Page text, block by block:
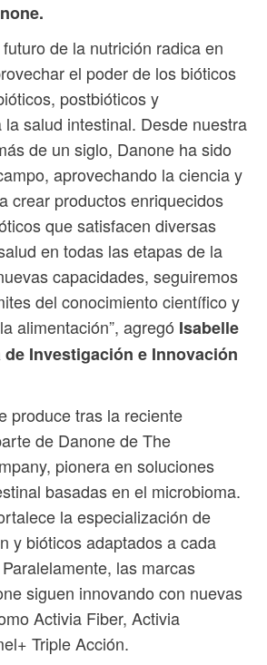
de la nutrición radica en
el poder de los bióticos
postbióticos y
salud intestinal. Desde nuestra
de un siglo, Danone ha sido
aprovechando la ciencia y
crear productos enriquecidos
que satisfacen diversas
en todas las etapas de la
capacidades, seguiremos
del conocimiento científico y
alimentación”, agregó Isabelle
Investigación e Innovación
produce tras la reciente
de Danone de The
pionera en soluciones
basadas en el microbioma.
la especialización de
y bióticos adaptados a cada
las marcas
siguen innovando con nuevas
Activia Fiber, Activia
Triple Acción.